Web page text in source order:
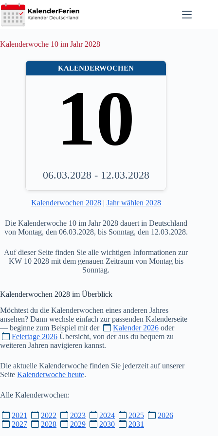
Zum
Inhalt
springen
Kalenderwoche 10 im Jahr 2028
KALENDERWOCHEN
10
06.03.2028 - 12.03.2028
Kalenderwochen 2028| Jahr wählen 2028
Die Kalenderwoche 10 im Jahr 2028 dauert in Deutschland
von Montag, den 06.03.2028, bis Sonntag, den 12.03.2028.
Auf dieser Seite finden Sie alle wichtigen Informationen zur
KW 10 2028 mit dem genauen Zeitraum von Montag bis
Sonntag.
Kalenderwochen 2028 im Überblick
Möchtest du die Kalenderwochen eines anderen Jahres
ansehen? Dann wechsle einfach zur passenden Kalenderseite
— beginne zum Beispiel mit der
Kalender 2026 oder
Feiertage 2026 Übersicht, von der aus du bequem zu
weiteren Jahren navigieren kannst.
Die aktuelle Kalenderwoche finden Sie jederzeit auf unserer
Seite Kalenderwoche heute.
Alle Kalenderwochen:
2021 2022 2023 2024 2025
2026
2027
2028 2029 2030 2031